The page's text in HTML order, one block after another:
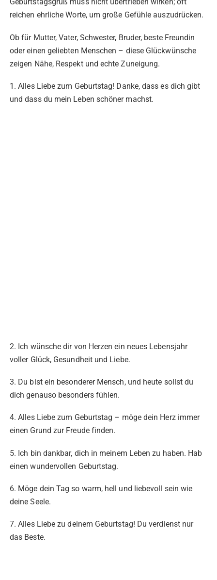
Geburtstagsgruß muss nicht übertrieben wirken; oft
reichen ehrliche Worte, um große Gefühle auszudrücken.
Ob für Mutter, Vater, Schwester, Bruder, beste Freundin
oder einen geliebten Menschen – diese Glückwünsche
zeigen Nähe, Respekt und echte Zuneigung.
1. Alles Liebe zum Geburtstag! Danke, dass es dich gibt
und dass du mein Leben schöner machst.
2. Ich wünsche dir von Herzen ein neues Lebensjahr
voller Glück, Gesundheit und Liebe.
3. Du bist ein besonderer Mensch, und heute sollst du
dich genauso besonders fühlen.
4. Alles Liebe zum Geburtstag – möge dein Herz immer
einen Grund zur Freude finden.
5. Ich bin dankbar, dich in meinem Leben zu haben. Hab
einen wundervollen Geburtstag.
6. Möge dein Tag so warm, hell und liebevoll sein wie
deine Seele.
7. Alles Liebe zu deinem Geburtstag! Du verdienst nur
das Beste.